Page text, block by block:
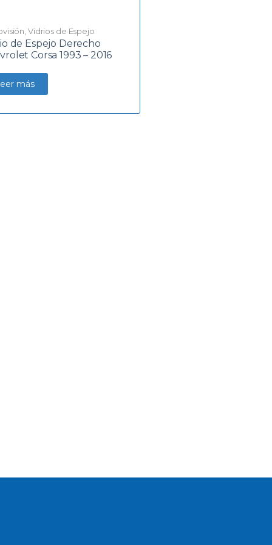
Vidrios de Espejo
de Espejo Derecho
Corsa 1993 – 2016
más